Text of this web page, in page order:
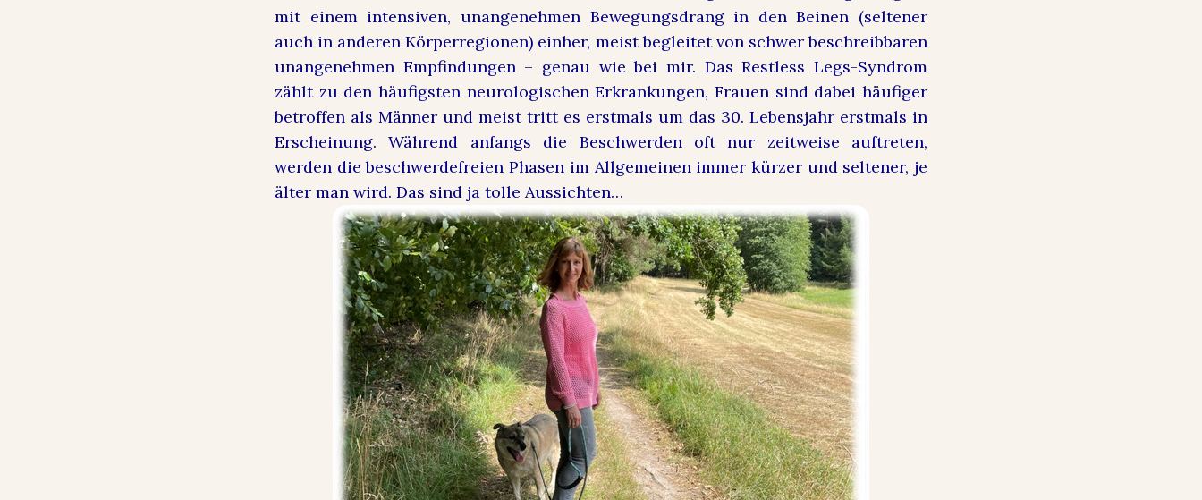
mit einem intensiven, unangenehmen Bewegungsdrang in den Beinen (seltener
auch in anderen Körperregionen) einher, meist begleitet von schwer beschreibbaren
unangenehmen Empfindungen – genau wie bei mir. Das Restless Legs-Syndrom
zählt zu den häufigsten neurologischen Erkrankungen, Frauen sind dabei häufiger
betroffen als Männer und meist tritt es erstmals um das 30. Lebensjahr erstmals in
Erscheinung. Während anfangs die Beschwerden oft nur zeitweise auftreten,
werden die beschwerdefreien Phasen im Allgemeinen immer kürzer und seltener, je
älter man wird. Das sind ja tolle Aussichten…